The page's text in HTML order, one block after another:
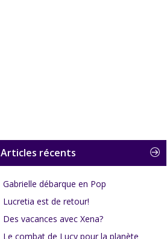
Articles récents
Gabrielle débarque en Pop
Lucretia est de retour!
Des vacances avec Xena?
Le combat de Lucy pour la planète